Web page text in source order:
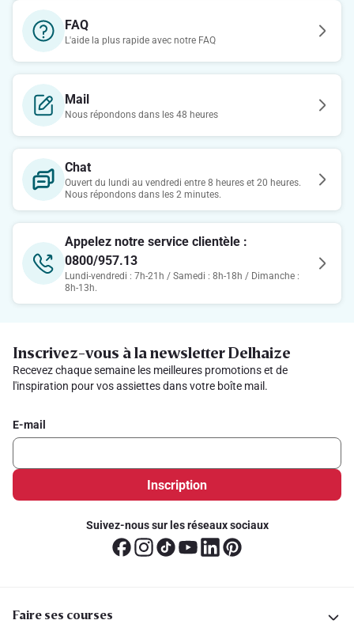
FAQ
L'aide la plus rapide avec notre FAQ
Mail
Nous répondons dans les 48 heures
Chat
Ouvert du lundi au vendredi entre 8 heures et 20 heures.
Nous répondons dans les 2 minutes.
Appelez notre service clientèle :
0800/957.13
Lundi-vendredi : 7h-21h / Samedi : 8h-18h / Dimanche :
8h-13h.
Inscrivez-vous à la newsletter Delhaize
Recevez chaque semaine les meilleures promotions et de
l'inspiration pour vos assiettes dans votre boîte mail.
E-mail
Inscription
Suivez-nous sur les réseaux sociaux
Faire ses courses